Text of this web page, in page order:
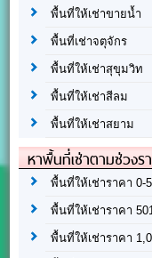
พื้นที่ให้เช่าขายน้ำ
พื้นที่เช่าจตุจักร
พื้นที่ให้เช่าสุขุมวิท
พื้นที่ให้เช่าสีลม
พื้นที่ให้เช่าสยาม
หาพื้นที่เช่าตามช่วงร
พื้นที่ให้เช่าราคา 0-
พื้นที่ให้เช่าราคา
พื้นที่ให้เช่าราคา